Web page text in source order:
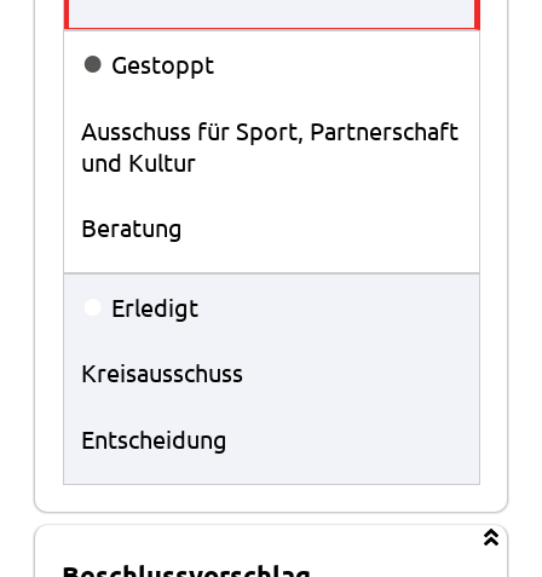
● Gestoppt
Ausschuss für Sport, Partnerschaft
und Kultur
Beratung
Erledigt
Kreisausschuss
Entscheidung